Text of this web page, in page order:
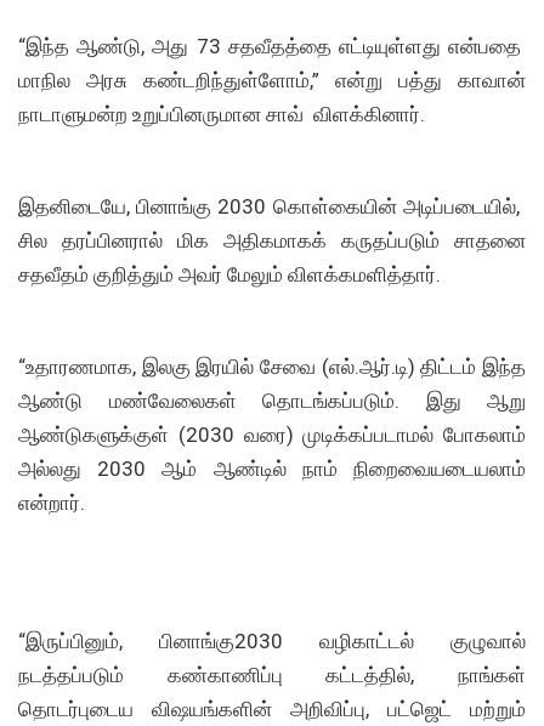
“இந்த ஆண்டு, அது 73 சதவீதத்தை எட்டியுள்ளது என்பதை
மாநில அரசு கண்டறிந்துள்ளோம்,” என்று பத்து காவான்
நாடாளுமன்ற உறுப்பினருமான சாவ் விளக்கினார்.
இதனிடையே, பினாங்கு 2030 கொள்கையின் அடிப்படையில், ​​
சில தரப்பினரால் மிக அதிகமாகக் கருதப்படும் சாதனை
சதவீதம் குறித்தும் அவர் மேலும் விளக்கமளித்தார்.
“உதாரணமாக, இலகு இரயில் சேவை (எல்.ஆர்.டி) திட்டம் இந்த
ஆண்டு மண்வேலைகள் தொடங்கப்படும். இது ஆறு
ஆண்டுகளுக்குள் (2030 வரை) முடிக்கப்படாமல் போகலாம்
அல்லது 2030 ஆம் ஆண்டில் நாம் நிறைவையடையலாம்
என்றார்.
“இருப்பினும், பினாங்கு2030 வழிகாட்டல் குழுவால்
நடத்தப்படும் கண்காணிப்பு கட்டத்தில், நாங்கள்
தொடர்புடைய விஷயங்களின் அறிவிப்பு, பட்ஜெட் மற்றும்